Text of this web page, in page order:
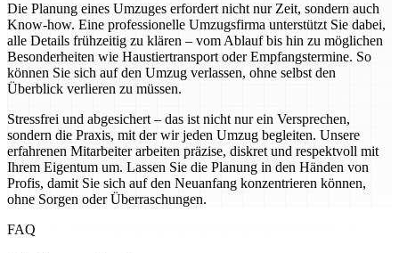
Die Planung eines Umzuges erfordert nicht nur Zeit, sondern auch
Know-how. Eine professionelle Umzugsfirma unterstützt Sie dabei,
alle Details frühzeitig zu klären – vom Ablauf bis hin zu möglichen
Besonderheiten wie Haustiertransport oder Empfangstermine. So
können Sie sich auf den Umzug verlassen, ohne selbst den
Überblick verlieren zu müssen.
Stressfrei und abgesichert – das ist nicht nur ein Versprechen,
sondern die Praxis, mit der wir jeden Umzug begleiten. Unsere
erfahrenen Mitarbeiter arbeiten präzise, diskret und respektvoll mit
Ihrem Eigentum um. Lassen Sie die Planung in den Händen von
Profis, damit Sie sich auf den Neuanfang konzentrieren können,
ohne Sorgen oder Überraschungen.
FAQ